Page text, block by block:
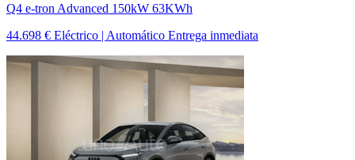
Q4 e-tron Advanced 150kW 63KWh
44.698 € Eléctrico | Automático Entrega inmediata